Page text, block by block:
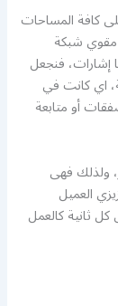
كافة المساحات
مقوي شبكة
إشارات، فنجعل
اي كانت في
أو متابعة
ولذلك فهى
العميل
ثانية كالعمل